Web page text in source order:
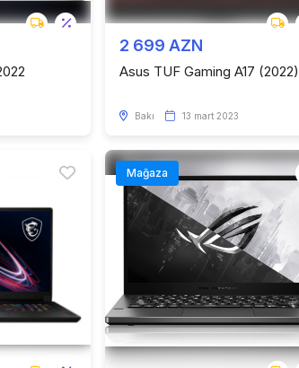
2 699 AZN
Asus TUF Gaming A17 (2022)
Bakı 13 mart 2023
Mağaza